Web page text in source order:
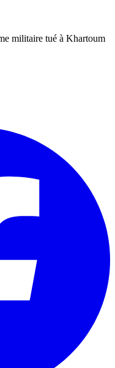
militaire tué à Khartoum